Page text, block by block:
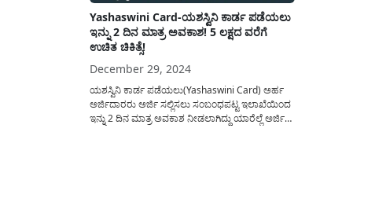
Yashaswini Card-ಯಶಸ್ವಿನಿ ಕಾರ್ಡ ಪಡೆಯಲು
ಇನ್ನು 2 ದಿನ ಮಾತ್ರ ಅವಕಾಶ! 5 ಲಕ್ಷದ ವರೆಗೆ
ಉಚಿತ ಚಿಕಿತ್ಸೆ!
December 29, 2024
ಯಶಸ್ವಿನಿ ಕಾರ್ಡ ಪಡೆಯಲು(Yashaswini Card) ಅರ್ಹ
ಅರ್ಜಿದಾರರು ಅರ್ಜಿ ಸಲ್ಲಿಸಲು ಸಂಬಂಧಪಟ್ಟ ಇಲಾಖೆಯಿಂದ
ಇನ್ನು 2 ದಿನ ಮಾತ್ರ ಅವಕಾಶ ನೀಡಲಾಗಿದ್ದು ಯಾರೆಲ್ಲೆ ಅರ್ಜಿ